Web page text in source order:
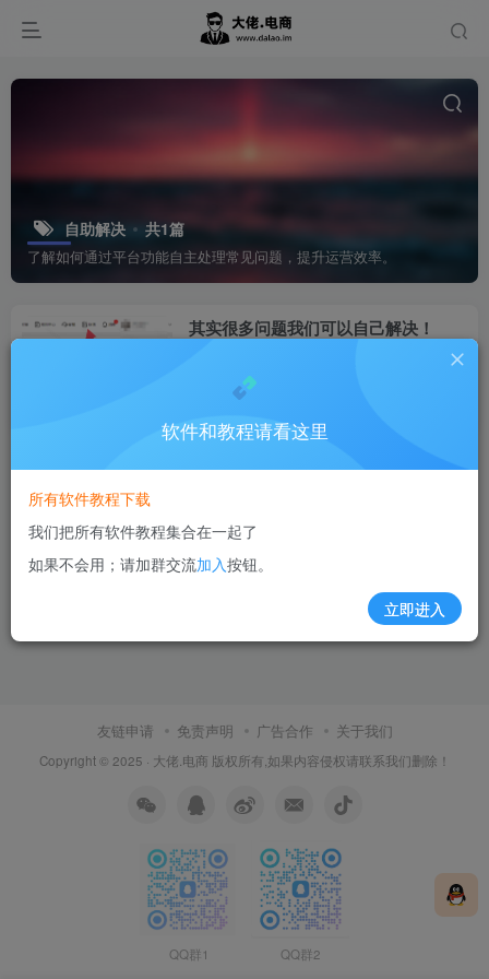
自助解决 共1篇
了解如何通过平台功能自主处理常见问题，提升运营效率。
其实很多问题我们可以自己解决！
友链申请 免责声明 广告合作 关于我们
Copyright © 2025 · 大佬.电商 版权所有,如果内容侵权请联系我们删除！
QQ群1 QQ群2
软件和教程请看这里
所有软件教程下载
我们把所有软件教程集合在一起了
如果不会用；请加群交流加入按钮。
立即进入